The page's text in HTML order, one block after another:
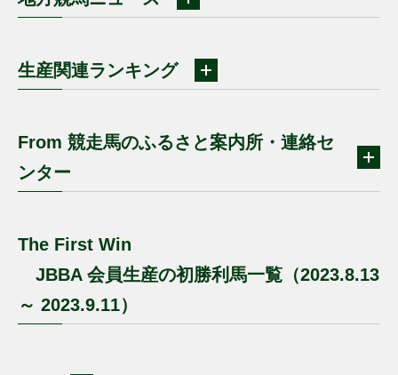
生産関連ランキング
From 競走馬のふるさと案内所・連絡セ
ンター
The First Win
JBBA 会員生産の初勝利馬一覧（2023.8.13
～ 2023.9.11）